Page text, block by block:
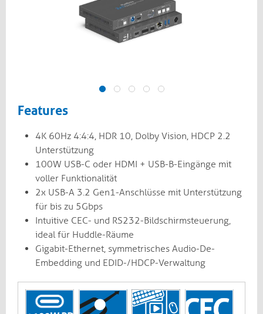
Features
4K 60Hz 4:4:4, HDR 10, Dolby Vision, HDCP 2.2
Unterstützung
100W USB-C oder HDMI + USB-B-Eingänge mit
voller Funktionalität
2x USB-A 3.2 Gen1-Anschlüsse mit Unterstützung
für bis zu 5Gbps
Intuitive CEC- und RS232-Bildschirmsteuerung,
ideal für Huddle-Räume
Gigabit-Ethernet, symmetrisches Audio-De-
Embedding und EDID-/HDCP-Verwaltung